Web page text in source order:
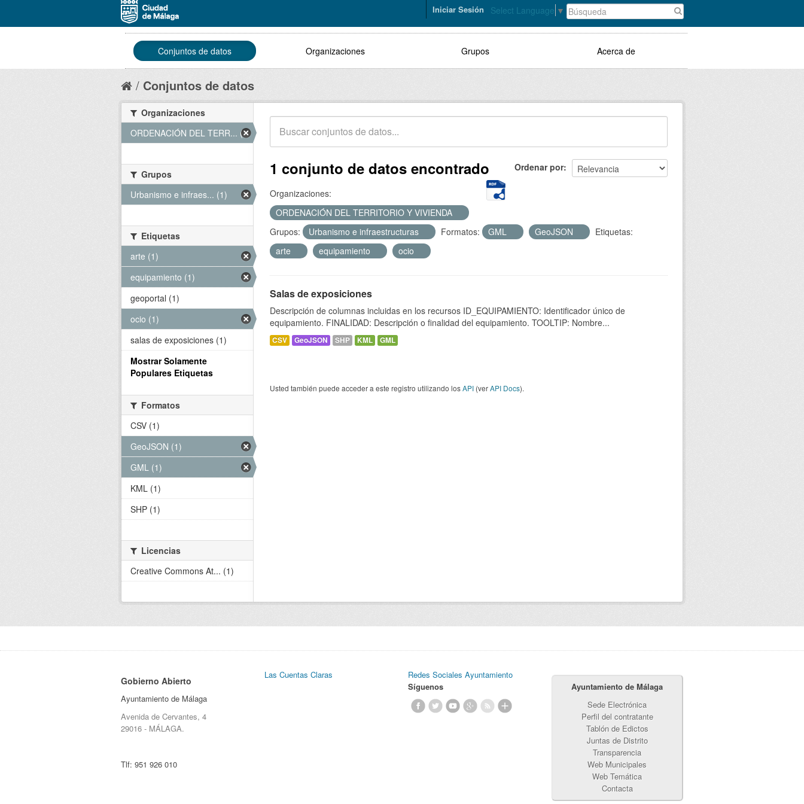
Select Language ▼
Iniciar Sesión
Conjuntos de datos Organizaciones Grupos Acerca de
Conjuntos de datos
Ordenar por
1 conjunto de datos encontrado
Organizaciones:
ORDENACIÓN DEL TERRITORIO Y VIVIENDA
Grupos:
Urbanismo e infraestructuras Formatos: GML GeoJSON
Etiquetas:
arte
equipamiento ocio
Salas de exposiciones
Descripción de columnas incluidas en los recursos ID_EQUIPAMIENTO: Identificador único de
equipamiento. FINALIDAD: Descripción o finalidad del equipamiento. TOOLTIP: Nombre...
CSV GeoJSON SHP KML GML
Usted también puede acceder a este registro utilizando losAPI (verAPI Docs).
Organizaciones
ORDENACIÓN DEL TERR... (1)
Grupos
Urbanismo e infraes... (1)
Etiquetas
arte (1)
equipamiento (1)
geoportal (1)
ocio (1)
salas de exposiciones (1)
Mostrar Solamente
Populares Etiquetas
Formatos
CSV (1)
GeoJSON (1)
GML (1)
KML (1)
SHP (1)
Licencias
Creative Commons At... (1)
Gobierno Abierto
Ayuntamiento de Málaga
Avenida de Cervantes, 4
29016 - MÁLAGA.
Tlf: 951 926 010
Las Cuentas Claras
Redes Sociales Ayuntamiento
Síguenos
Ayuntamiento de Málaga
Sede Electrónica
Perfil del contratante
Tablón de Edictos
Juntas de Distrito
Transparencia
Web Municipales
Web Temática
Contacta